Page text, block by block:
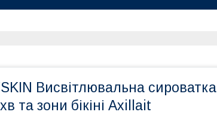
Висвітлювальна сироватка
та зони бікіні Axillait